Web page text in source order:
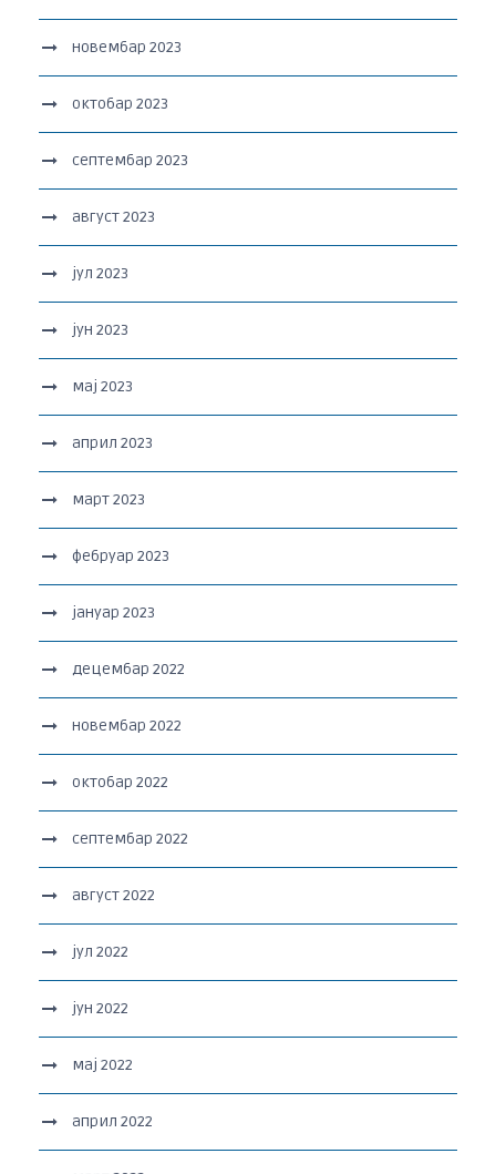
новембар 2023
октобар 2023
септембар 2023
август 2023
јул 2023
јун 2023
мај 2023
април 2023
март 2023
фебруар 2023
јануар 2023
децембар 2022
новембар 2022
октобар 2022
септембар 2022
август 2022
јул 2022
јун 2022
мај 2022
април 2022